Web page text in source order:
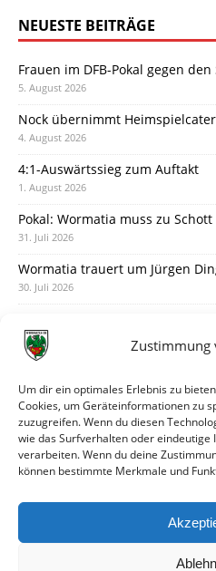
Zustimmung
Um dir ein optimales Erlebnis zu
Cookies, um Geräteinformationen zu
zuzugreifen. Wenn du diesen
wie das Surfverhalten oder eindeutige
verarbeiten. Wenn du deine
können bestimmte Merkmale und
NEUESTE BEITRÄGE
Frauen im DFB-Pokal gegen den
5. August 2026
Nock übernimmt
4. August 2026
4:1-Auswärtssieg zum Auftakt
1. August 2026
Pokal: Wormatia muss zu
31. Juli 2026
Wormatia trauert um Jürgen
30. Juli 2026
28. Juli 2026
28. Juli 2026
Neue Podcast-Folge: So tickt
27. Juli 2026
Eindrücke vom Stadionfest
Unterhaltsamer Abschlusstest
25. Juli 2026